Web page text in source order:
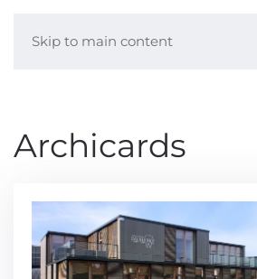
Skip to main content
Archicards